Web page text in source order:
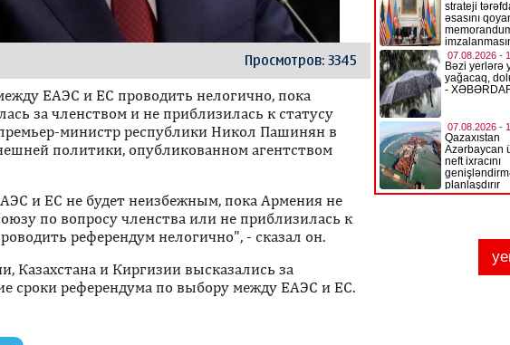
Просмотров: 3345
ЕАЭС и ЕС проводить нелогично, пока
за членством и не приблизилась к статусу
министр республики Никол Пашинян в
политики, опубликованном агентством
и ЕС не будет неизбежным, пока Армения не
по вопросу членства или не приблизилась к
референдум нелогично", - сказал он.
Казахстана и Киргизии высказались за
сроки референдума по выбору между ЕАЭС и ЕС.